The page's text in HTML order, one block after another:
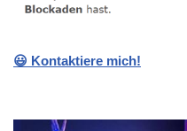
😃 Kontaktiere mich!